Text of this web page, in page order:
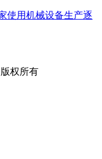
用机械设备生产逐
权所有